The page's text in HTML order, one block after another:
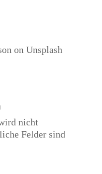
on Unsplash
nicht
Felder sind